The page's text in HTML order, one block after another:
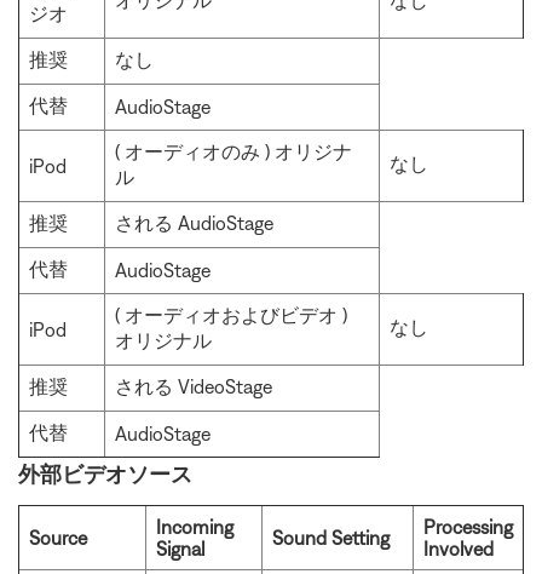
ジオ
推奨 なし
代替 AudioStage
iPod
( オーディオのみ ) オリジナ
ル
なし
推奨 される AudioStage
代替 AudioStage
iPod
( オーディオおよびビデオ )
オリジナル
なし
推奨 される VideoStage
代替 AudioStage
外部ビデオソース
Source
Incoming
Signal
Sound Setting
Processing
Involved